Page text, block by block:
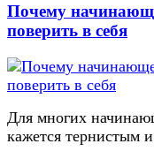
Почему
поверить в себя
Для многих
кажется тернистым